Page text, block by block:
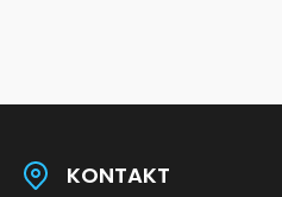
KONTAKT